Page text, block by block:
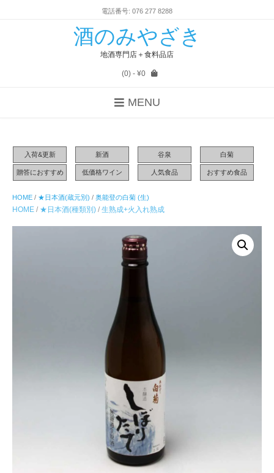
電話番号: 076 277 8288
酒のみやざき
地酒専門店＋食料品店
(0)- ¥0
MENU
入荷&更新 新酒 谷泉 白菊
贈答におすすめ 低価格ワイン 人気食品 おすすめ食品
HOME / ★日本酒(蔵元別) / 奥能登の白菊 (生)
HOME / ★日本酒(種類別) / 生熟成+火入れ熟成